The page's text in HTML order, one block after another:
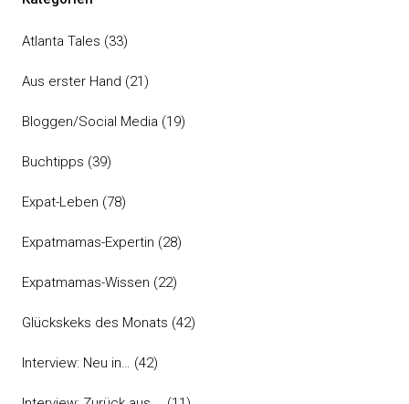
Atlanta Tales (33)
Aus erster Hand (21)
Bloggen/Social Media (19)
Buchtipps (39)
Expat-Leben (78)
Expatmamas-Expertin (28)
Expatmamas-Wissen (22)
Glückskeks des Monats (42)
Interview: Neu in… (42)